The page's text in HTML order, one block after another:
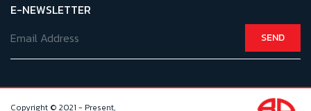
E-NEWSLETTER
SEND
Copyright © 2021 - Present,